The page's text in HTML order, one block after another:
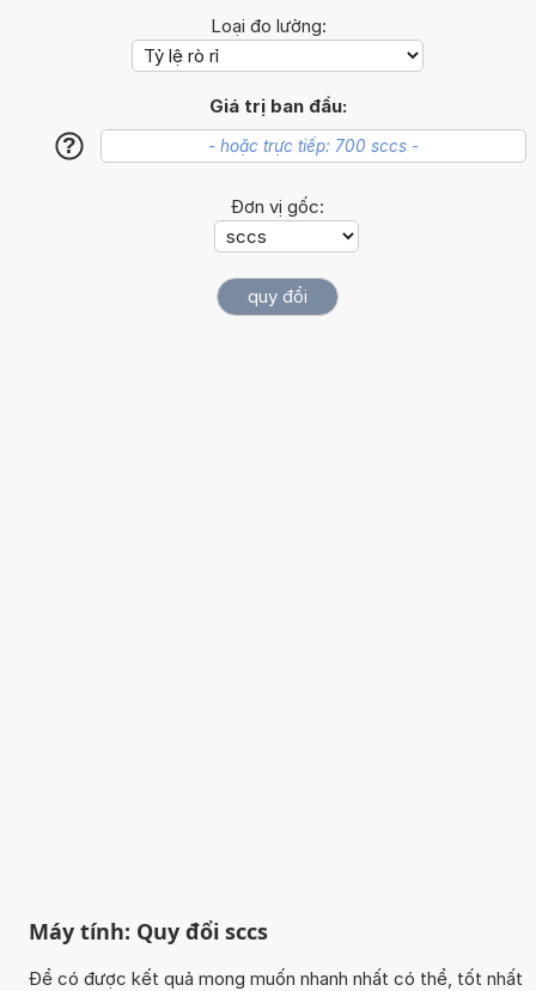
Loại đo lường:
Giá trị ban đầu:
?
Đơn vị gốc:
Máy tính: Quy đổi sccs
Để có được kết quả mong muốn nhanh nhất có thể, tốt nhất